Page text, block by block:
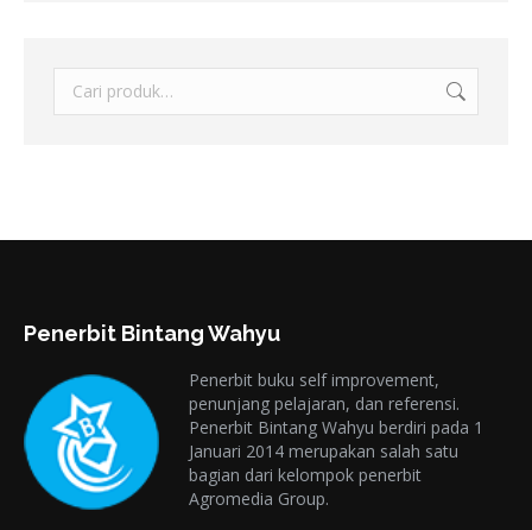
Penerbit Bintang Wahyu
Penerbit buku self improvement,
penunjang pelajaran, dan referensi.
Penerbit Bintang Wahyu berdiri pada 1
Januari 2014 merupakan salah satu
bagian dari kelompok penerbit
Agromedia Group.